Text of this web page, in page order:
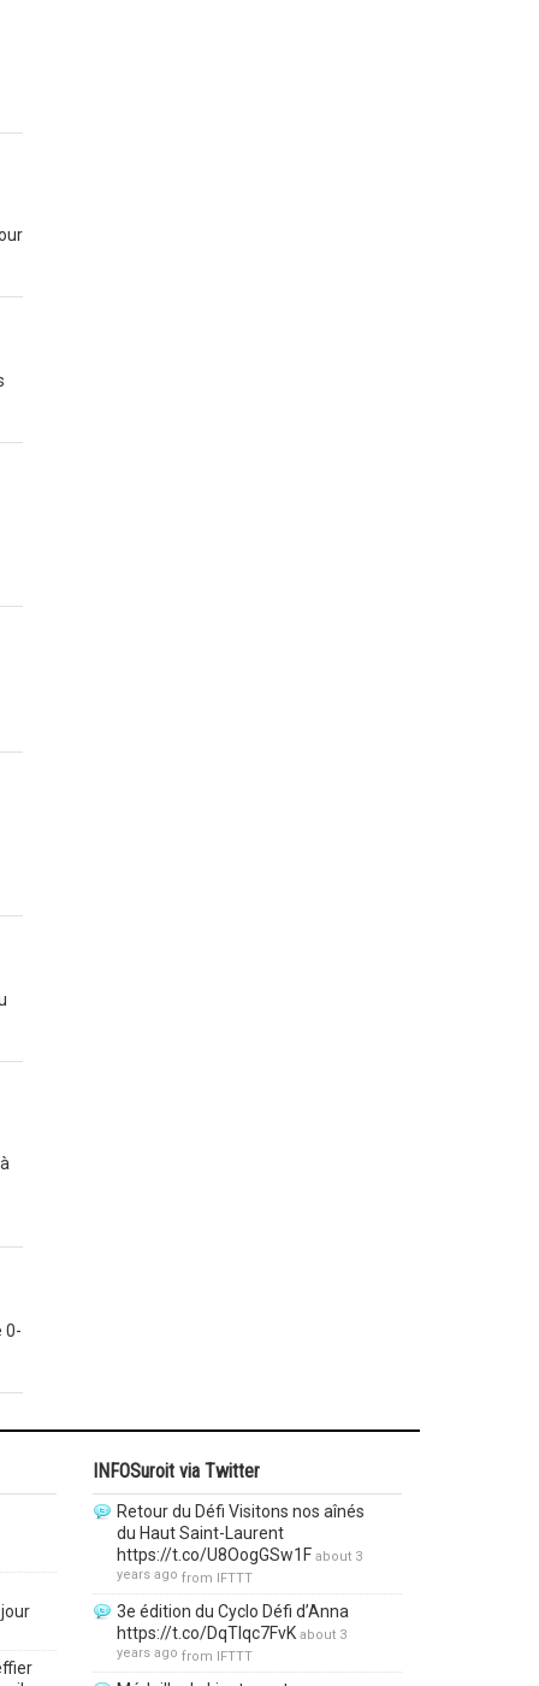
0-
INFOSuroit via Twitter
Retour du Défi Visitons nos aînés
du Haut Saint-Laurent
https://t.co/U8OogGSw1F about 3
years ago from IFTTT
3e édition du Cyclo Défi d’Anna
https://t.co/DqTlqc7FvK about 3
years ago from IFTTT